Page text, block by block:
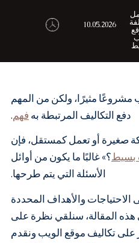
10.05.2026
مثيرًا، ولكن من المهم
دفع التكاليف المرتبطة به فهم.
صغيرة أو تعمل كمستقل، فإن
بسيط؟» غالبًا ما يكون من أوائل
الأسئلة التي يتم طرحها.
الاحتياجات والأهداف المحددة
المقالة، سنلقي نظرة على
على تكاليف موقع الويب ونقدم